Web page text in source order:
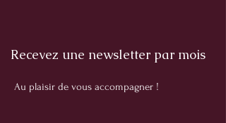
Recevez une newsletter par mois
Au plaisir de vous accompagner !